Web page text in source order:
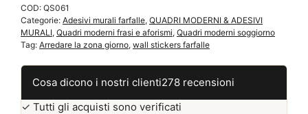
QS061
quantità
COD: QS061
Categorie: Adesivi murali farfalle, QUADRI MODERNI & ADESIVI
MURALI, Quadri moderni frasi e aforismi, Quadri moderni soggiorno
Tag: Arredare la zona giorno, wall stickers farfalle
Cosa dicono i nostri clienti278 recensioni
✓ Tutti gli acquisti sono verificati